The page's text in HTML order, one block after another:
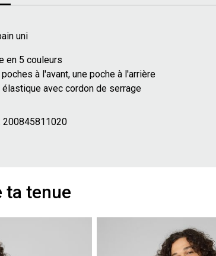
uni
en 5 couleurs
poches à l'avant, une poche à l'arrière
élastique avec cordon de serrage
200845811020
ta tenue